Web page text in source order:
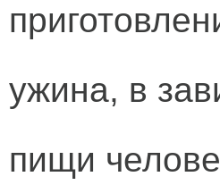
ужина, в
пищи